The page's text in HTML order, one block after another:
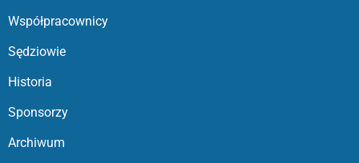
Współpracownicy
Sędziowie
Historia
Sponsorzy
Archiwum